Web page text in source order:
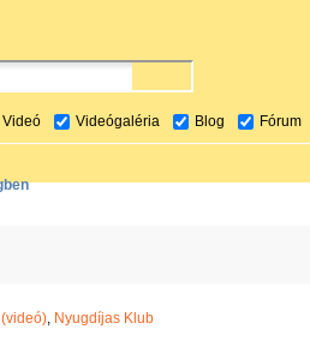
Videó Videógaléria Blog Fórum
, Nyugdíjas Klub